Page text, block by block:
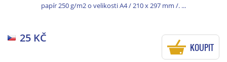
papír 250 g/m2 o velikosti A4 / 210 x 297 mm /. ...
25 KČ
KOUPIT